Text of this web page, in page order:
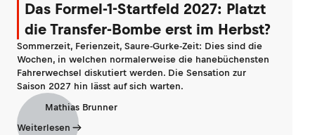
Das Formel-1-Startfeld 2027: Platzt
die Transfer-Bombe erst im Herbst?
Sommerzeit, Ferienzeit, Saure-Gurke-Zeit: Dies sind die
Wochen, in welchen normalerweise die hanebüchensten
Fahrerwechsel diskutiert werden. Die Sensation zur
Saison 2027 hin lässt auf sich warten.
Mathias Brunner
Weiterlesen